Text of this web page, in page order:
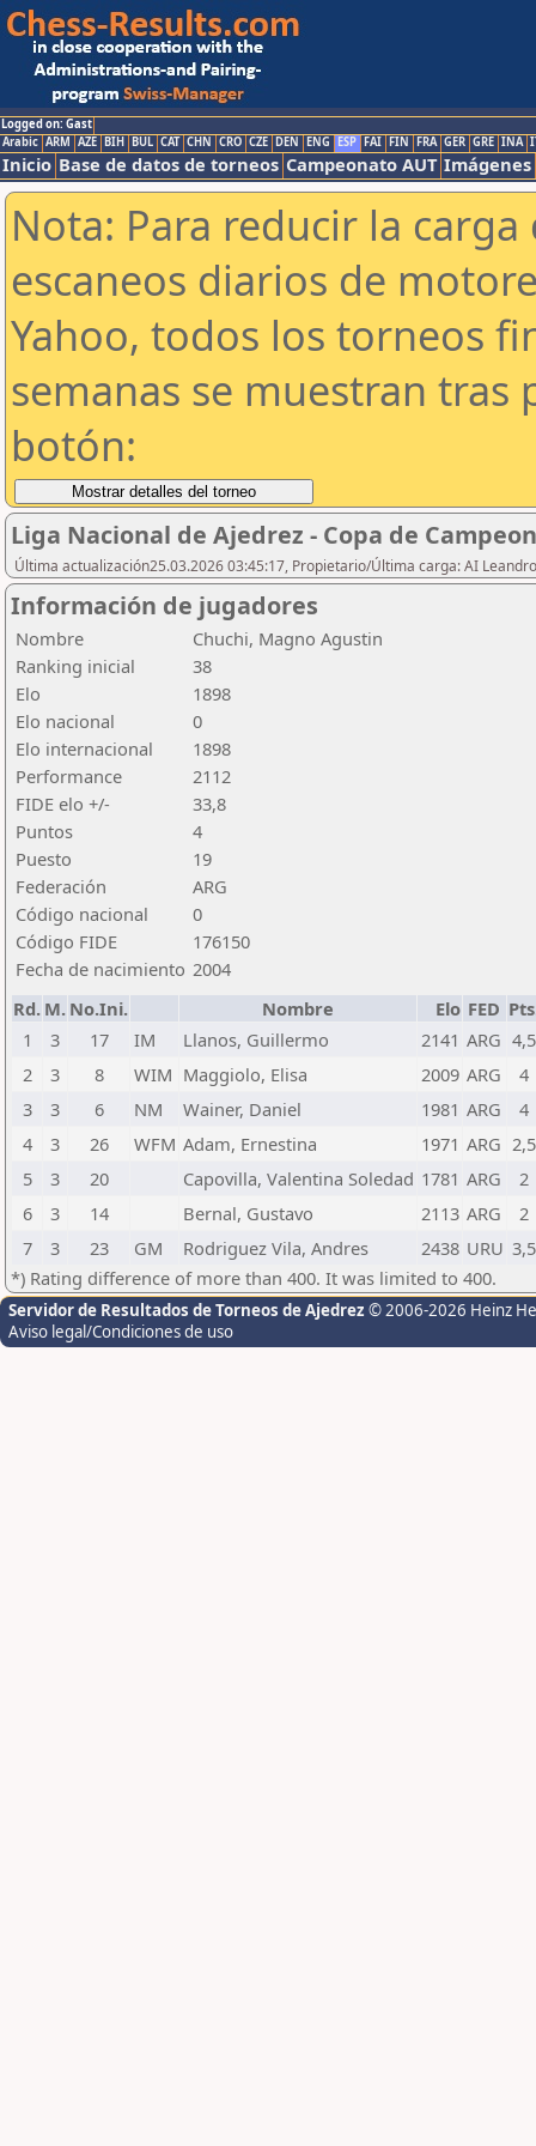
Logged on: Gast
Arabic ARM AZE BIH BUL CAT CHN CRO CZE DEN ENG ESP FAI FIN FRA GER GRE INA
Inicio Base de datos de torneos Campeonato AUT Imágenes
Nota: Para reducir la
escaneos diarios de
Yahoo, todos los torneos
semanas se muestran tras
botón:
Liga Nacional de Ajedrez - Copa de
Última actualización25.03.2026 03:45:17, Propietario/Última carga: AI
Información de jugadores
Nombre
Chuchi, Magno Agustin
Ranking inicial
38
Elo
1898
Elo nacional
0
Elo internacional
1898
Performance
2112
FIDE elo +/-
33,8
Puntos
4
Puesto
19
Federación
ARG
Código nacional
0
Código FIDE
176150
Fecha de nacimiento 2004
Rd. M. No.Ini. Nombre Elo FED
1
3 17 IM Llanos, Guillermo 2141 ARG 4,5
2
3 8 WIM Maggiolo, Elisa 2009 ARG
4
3
3 6 NM Wainer, Daniel 1981 ARG
4
4
3 26 WFM Adam, Ernestina 1971 ARG 2,5
5
3 20 Capovilla, Valentina Soledad 1781 ARG
2
6
3 14 Bernal, Gustavo 2113 ARG
2
7
3 23 GM Rodriguez Vila, Andres 2438 URU 3,5
*) Rating difference of more than 400. It was limited to 400.
Servidor de Resultados de Torneos de Ajedrez © 2006-2026 Heinz
Aviso legal/Condiciones de uso